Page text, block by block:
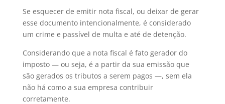
Se esquecer de emitir nota fiscal, ou deixar de gerar
esse documento intencionalmente, é considerado
um crime e passível de multa e até de detenção.
Considerando que a nota fiscal é fato gerador do
imposto — ou seja, é a partir da sua emissão que
são gerados os tributos a serem pagos —, sem ela
não há como a sua empresa contribuir
corretamente.